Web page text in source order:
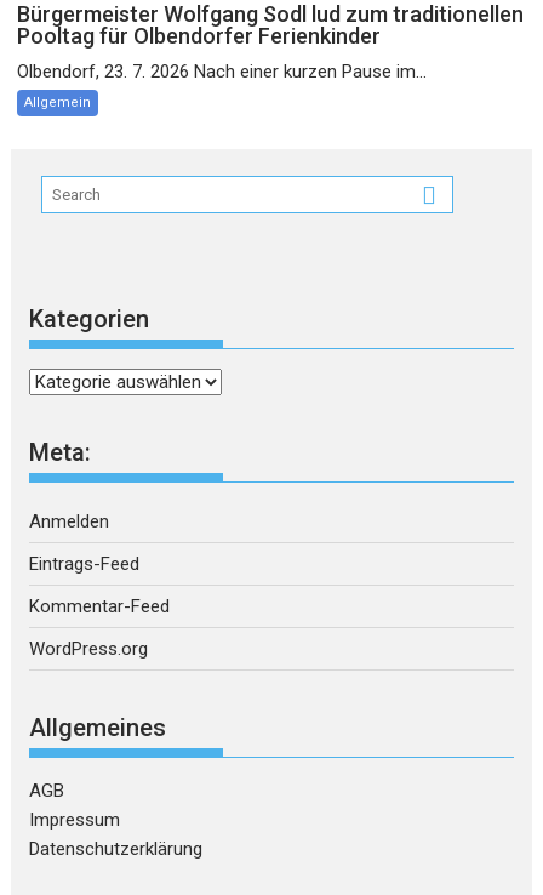
Bürgermeister Wolfgang Sodl lud zum traditionellen
Pooltag für Olbendorfer Ferienkinder
Olbendorf, 23. 7. 2026 Nach einer kurzen Pause im...
Allgemein
Kategorien
Kategorien
Meta:
Anmelden
Eintrags-Feed
Kommentar-Feed
WordPress.org
Allgemeines
AGB
Impressum
Datenschutzerklärung